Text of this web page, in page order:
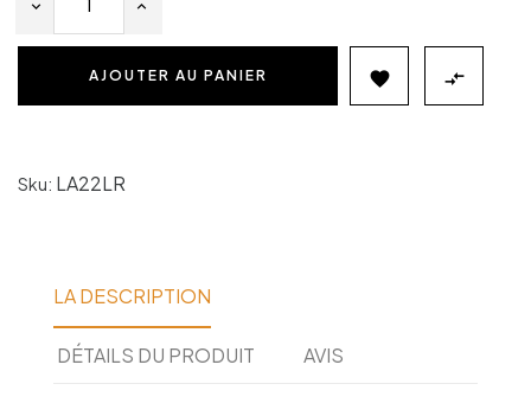
AJOUTER AU PANIER  
Sku: LA22LR
LA DESCRIPTION
DÉTAILS DU PRODUIT AVIS